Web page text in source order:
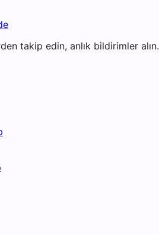
takip edin, anlık bildirimler alın.